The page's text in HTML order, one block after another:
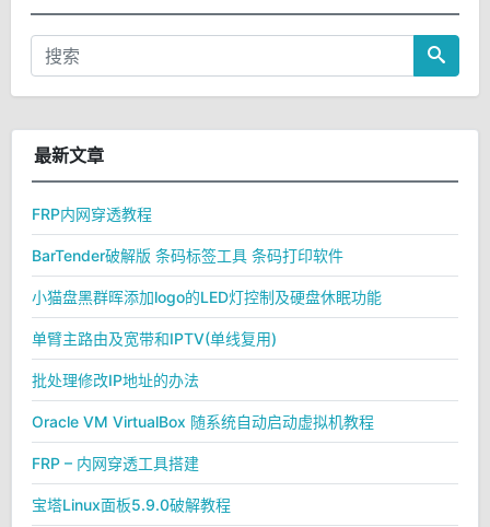
最新文章
FRP内网穿透教程
BarTender破解版 条码标签工具 条码打印软件
小猫盘黑群晖添加logo的LED灯控制及硬盘休眠功能
单臂主路由及宽带和IPTV(单线复用)
批处理修改IP地址的办法
Oracle VM VirtualBox 随系统自动启动虚拟机教程
FRP – 内网穿透工具搭建
宝塔Linux面板5.9.0破解教程